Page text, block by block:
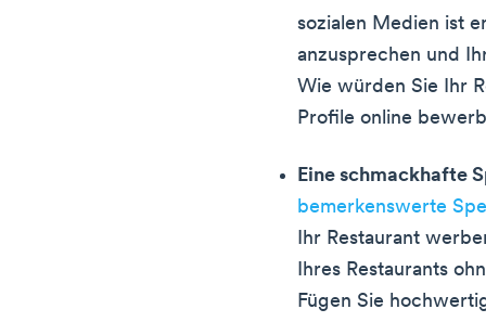
sozialen Medien ist
anzusprechen und
Wie würden Sie Ihr
Profile online
Eine schmackhafte
bemerkenswerte
Ihr Restaurant
Ihres Restaurants
Fügen Sie